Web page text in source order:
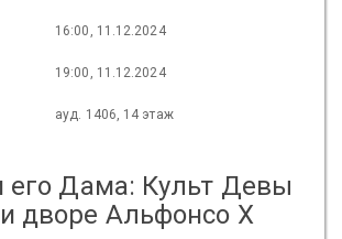
16:00, 11.12.2024
19:00, 11.12.2024
ауд. 1406, 14 этаж
его Дама: Культ Девы
дворе Альфонсо Х